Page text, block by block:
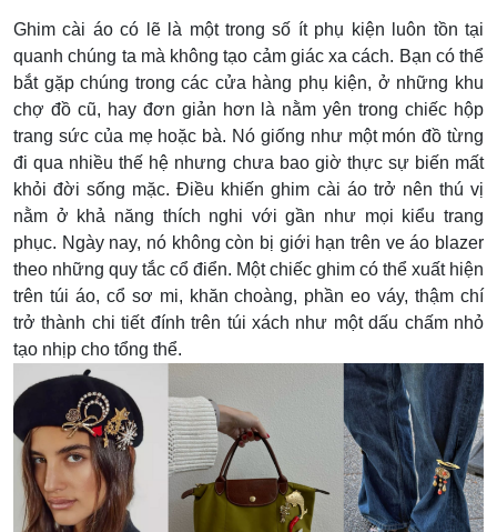
Ghim cài áo có lẽ là một trong số ít phụ kiện luôn tồn tại
quanh chúng ta mà không tạo cảm giác xa cách. Bạn có thể
bắt gặp chúng trong các cửa hàng phụ kiện, ở những khu
chợ đồ cũ, hay đơn giản hơn là nằm yên trong chiếc hộp
trang sức của mẹ hoặc bà. Nó giống như một món đồ từng
đi qua nhiều thế hệ nhưng chưa bao giờ thực sự biến mất
khỏi đời sống mặc. Điều khiến ghim cài áo trở nên thú vị
nằm ở khả năng thích nghi với gần như mọi kiểu trang
phục. Ngày nay, nó không còn bị giới hạn trên ve áo blazer
theo những quy tắc cổ điển. Một chiếc ghim có thể xuất hiện
trên túi áo, cổ sơ mi, khăn choàng, phần eo váy, thậm chí
trở thành chi tiết đính trên túi xách như một dấu chấm nhỏ
tạo nhịp cho tổng thể.